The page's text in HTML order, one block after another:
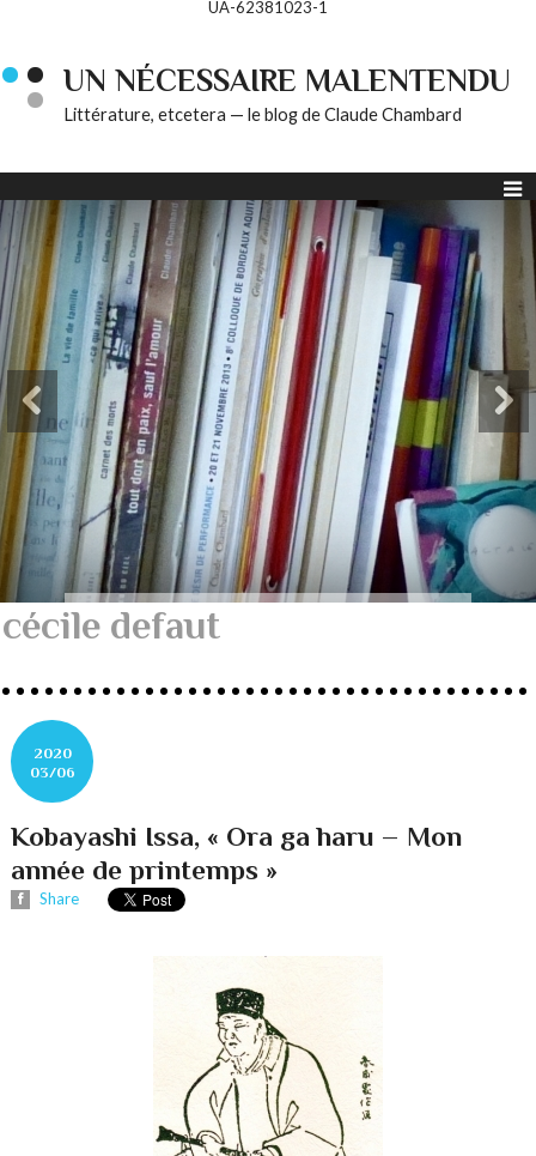
UA-62381023-1
UN NÉCESSAIRE MALENTENDU
Littérature, etcetera — le blog de Claude Chambard
cécile defaut
2020
03/06
Kobayashi Issa, « Ora ga haru – Mon
année de printemps »
Share